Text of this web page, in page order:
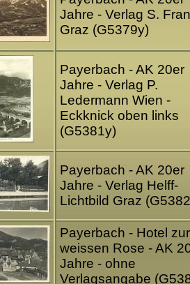
Jahre - Verlag S.
Graz (G5379y)
Payerbach - AK 20er
Jahre - Verlag P.
Ledermann Wien -
Eckknick oben links
(G5381y)
Payerbach - AK 20er
Jahre - Verlag Helff-
Lichtbild Graz
Payerbach - Hotel zur
weissen Rose - AK
Jahre - ohne
Verlagsangabe